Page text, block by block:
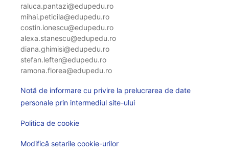
raluca.pantazi@edupedu.ro
mihai.peticila@edupedu.ro
costin.ionescu@edupedu.ro
alexa.stanescu@edupedu.ro
diana.ghimisi@edupedu.ro
stefan.lefter@edupedu.ro
ramona.florea@edupedu.ro
Notă de informare cu privire la prelucrarea de date
personale prin intermediul site-ului
Politica de cookie
Modifică setarile cookie-urilor